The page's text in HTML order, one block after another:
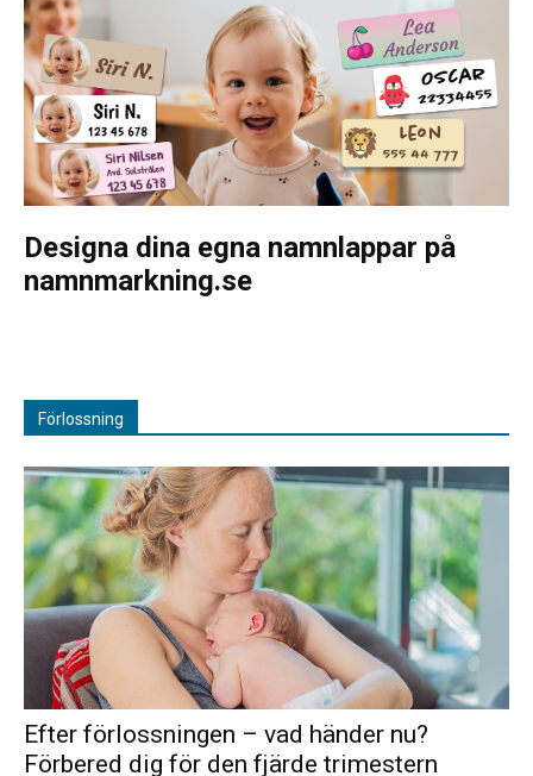
Designa dina egna namnlappar på
namnmarkning.se
Förlossning
Efter förlossningen – vad händer nu?
Förbered dig för den fjärde trimestern